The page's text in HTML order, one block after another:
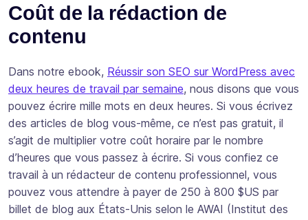
Coût de la rédaction de
contenu
Dans notre ebook, Réussir son SEO sur WordPress avec
deux heures de travail par semaine, nous disons que vous
pouvez écrire mille mots en deux heures. Si vous écrivez
des articles de blog vous-même, ce n’est pas gratuit, il
s’agit de multiplier votre coût horaire par le nombre
d’heures que vous passez à écrire. Si vous confiez ce
travail à un rédacteur de contenu professionnel, vous
pouvez vous attendre à payer de 250 à 800 $US par
billet de blog aux États-Unis selon le AWAI (Institut des